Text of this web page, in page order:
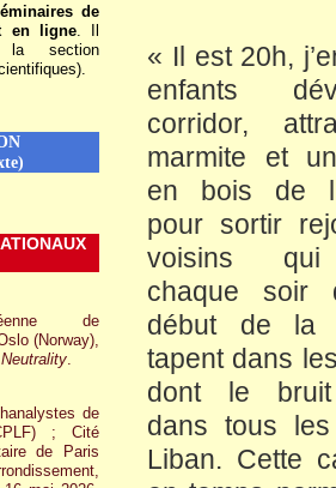
de
en ligne. Il
section
de
(Norway),
Neutrality
de
; Cité
de Paris
« Il est 20h,
enfants
corridor,
marmite et
en bois de
pour sortir
voisins qui
chaque soir
début de la
tapent dans
dont le bruit
dans tous
Liban. Cette